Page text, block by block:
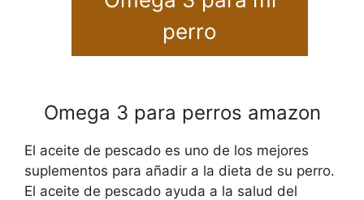
perro
Omega 3 para perros amazon
El aceite de pescado es uno de los mejores
suplementos para añadir a la dieta de su perro.
El aceite de pescado ayuda a la salud del